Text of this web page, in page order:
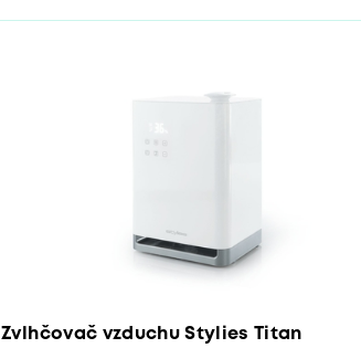
Zvlhčovač vzduchu Stylies Titan